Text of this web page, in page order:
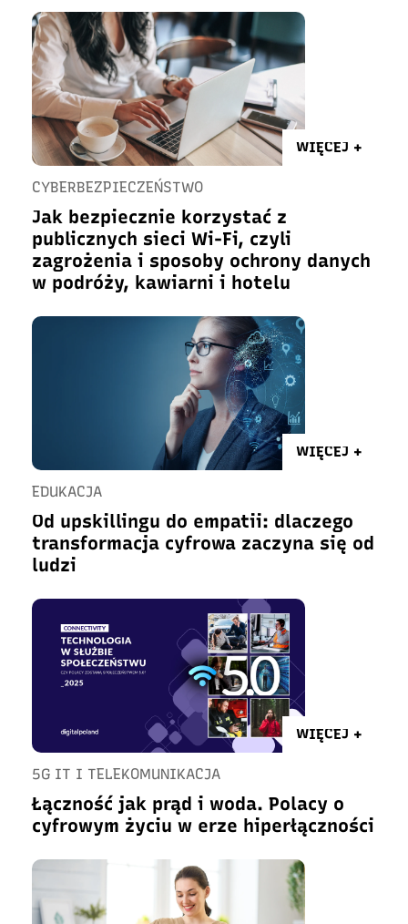
WIĘCEJ +
CYBERBEZPIECZEŃSTWO
Jak bezpiecznie korzystać z
publicznych sieci Wi-Fi, czyli
zagrożenia i sposoby ochrony danych
w podróży, kawiarni i hotelu
WIĘCEJ +
EDUKACJA
Od upskillingu do empatii: dlaczego
transformacja cyfrowa zaczyna się od
ludzi
WIĘCEJ +
5G IT I TELEKOMUNIKACJA
Łączność jak prąd i woda. Polacy o
cyfrowym życiu w erze hiperłączności